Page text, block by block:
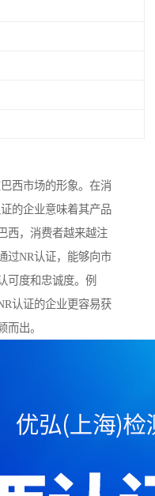
西市场的形象。在消
的企业意味着其产品
西，消费者越来越注
过NR认证，能够向市
可度和忠诚度。例
认证的企业更容易获
而出。